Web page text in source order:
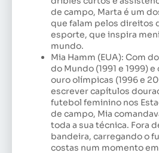
de campo, Marta é um
que falam pelos direitos
esporte, que inspira
mundo.
Mia Hamm (EUA): Com
do Mundo (1991 e 1999)
ouro olímpicas (1996 e
escrever capítulos
futebol feminino nos
de campo, Mia
toda a sua técnica. Fora
bandeira, carregando o
costas num momento